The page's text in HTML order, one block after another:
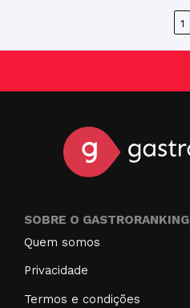
1
SOBRE O GASTRORANKING
Quem somos
Privacidade
Termos e condições